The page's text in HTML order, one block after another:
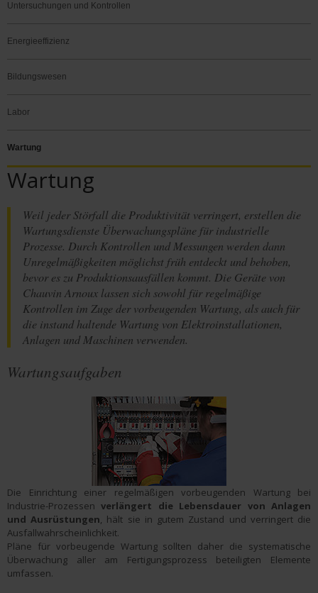
Untersuchungen und Kontrollen
Energieeffizienz
Bildungswesen
Labor
Wartung
Wartung
Weil jeder Störfall die Produktivität verringert, erstellen die
Wartungsdienste Überwachungspläne für industrielle
Prozesse. Durch Kontrollen und Messungen werden dann
Unregelmäßigkeiten möglichst früh entdeckt und behoben,
bevor es zu Produktionsausfällen kommt. Die Geräte von
Chauvin Arnoux lassen sich sowohl für regelmäßige
Kontrollen im Zuge der vorbeugenden Wartung, als auch für
die instand haltende Wartung von Elektroinstallationen,
Anlagen und Maschinen verwenden.
Wartungsaufgaben
Die Einrichtung einer regelmäßigen vorbeugenden Wartung bei
Industrie-Prozessenverlängert die Lebensdauer von Anlagen
und Ausrüstungen, hält sie in gutem Zustand und verringert die
Ausfallwahrscheinlichkeit.
Pläne für vorbeugende Wartung sollten daher die systematische
Überwachung aller am Fertigungsprozess beteiligten Elemente
umfassen.